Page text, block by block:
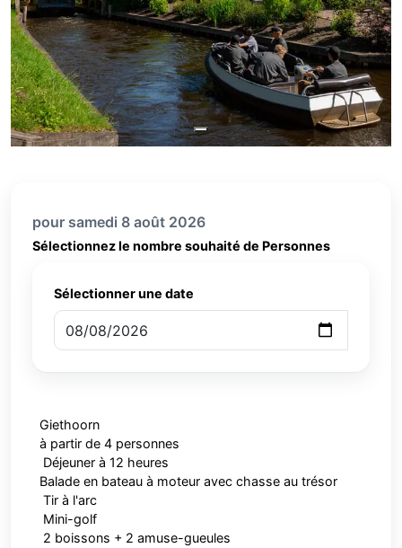
pour samedi 8 août 2026
Sélectionnez le nombre souhaité de Personnes
Sélectionner une date
Giethoorn
à partir de 4 personnes
Déjeuner à 12 heures
Balade en bateau à moteur avec chasse au trésor
Tir à l'arc
Mini-golf
2 boissons + 2 amuse-gueules